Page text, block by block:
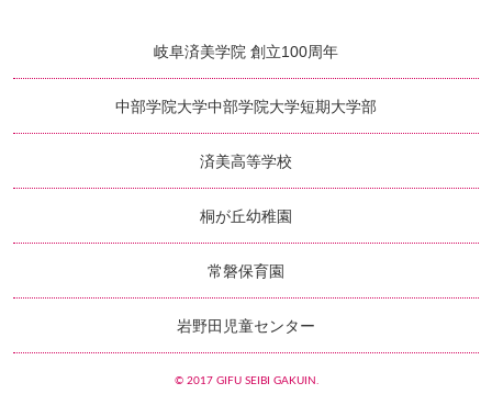
岐阜済美学院 創立100周年
中部学院大学中部学院大学短期大学部
済美高等学校
桐が丘幼稚園
常磐保育園
岩野田児童センター
© 2017 GIFU SEIBI GAKUIN.